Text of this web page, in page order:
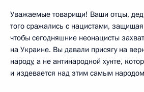
Уважаемые товарищи! Ваши отцы,
того сражались с нацистами,
чтобы сегодняшние неонацисты
на Украине. Вы давали присягу на
народу, а не антинародной хунте,
и издевается над этим самым